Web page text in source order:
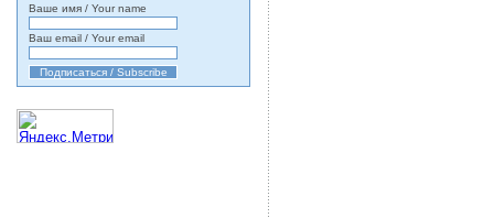
Ваше имя / Your name
Ваш email / Your email